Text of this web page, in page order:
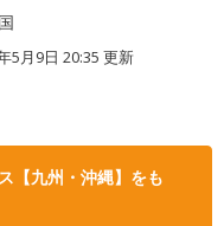
5月9日 20:35 更新
【九州・沖縄】をも